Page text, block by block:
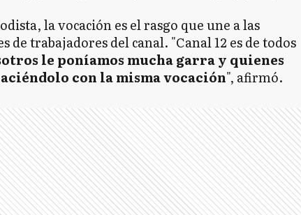
la vocación es el rasgo que une a las
de trabajadores del canal. "Canal 12 es de todos
le poníamos mucha garra y quienes
con la misma vocación", afirmó.